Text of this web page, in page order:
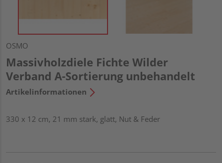
OSMO
Massivholzdiele Fichte Wilder
Verband A-Sortierung unbehandelt
Artikelinformationen
330 x 12 cm, 21 mm stark, glatt, Nut & Feder